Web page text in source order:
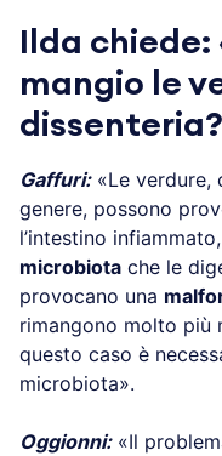
Ilda
mangio le
Gaffuri:«Le verdure,
genere, possono
l’intestino
microbiota che le
provocano una
rimangono molto più
questo caso è
microbiota».
Oggionni:«Il